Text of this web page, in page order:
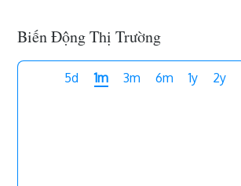
Biến Động Thị Trường
5d 1m 3m 6m 1y 2y